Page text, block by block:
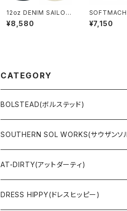
12oz DENIM SAILOR
HAT
¥8,580
AND
¥7,150
CATEGORY
BOLSTEAD(ボルステッド)
JACKET
SWEAT & HOODIE
L/S & S/S SHIRT
SOUTHERN SOL WORKS(サウザンソ
SWEAT & HOODIE
L/S & S/S TEE
AT-DIRTY(アットダーティ)
JACKET
DRESS HIPPY(ドレスヒッピー)